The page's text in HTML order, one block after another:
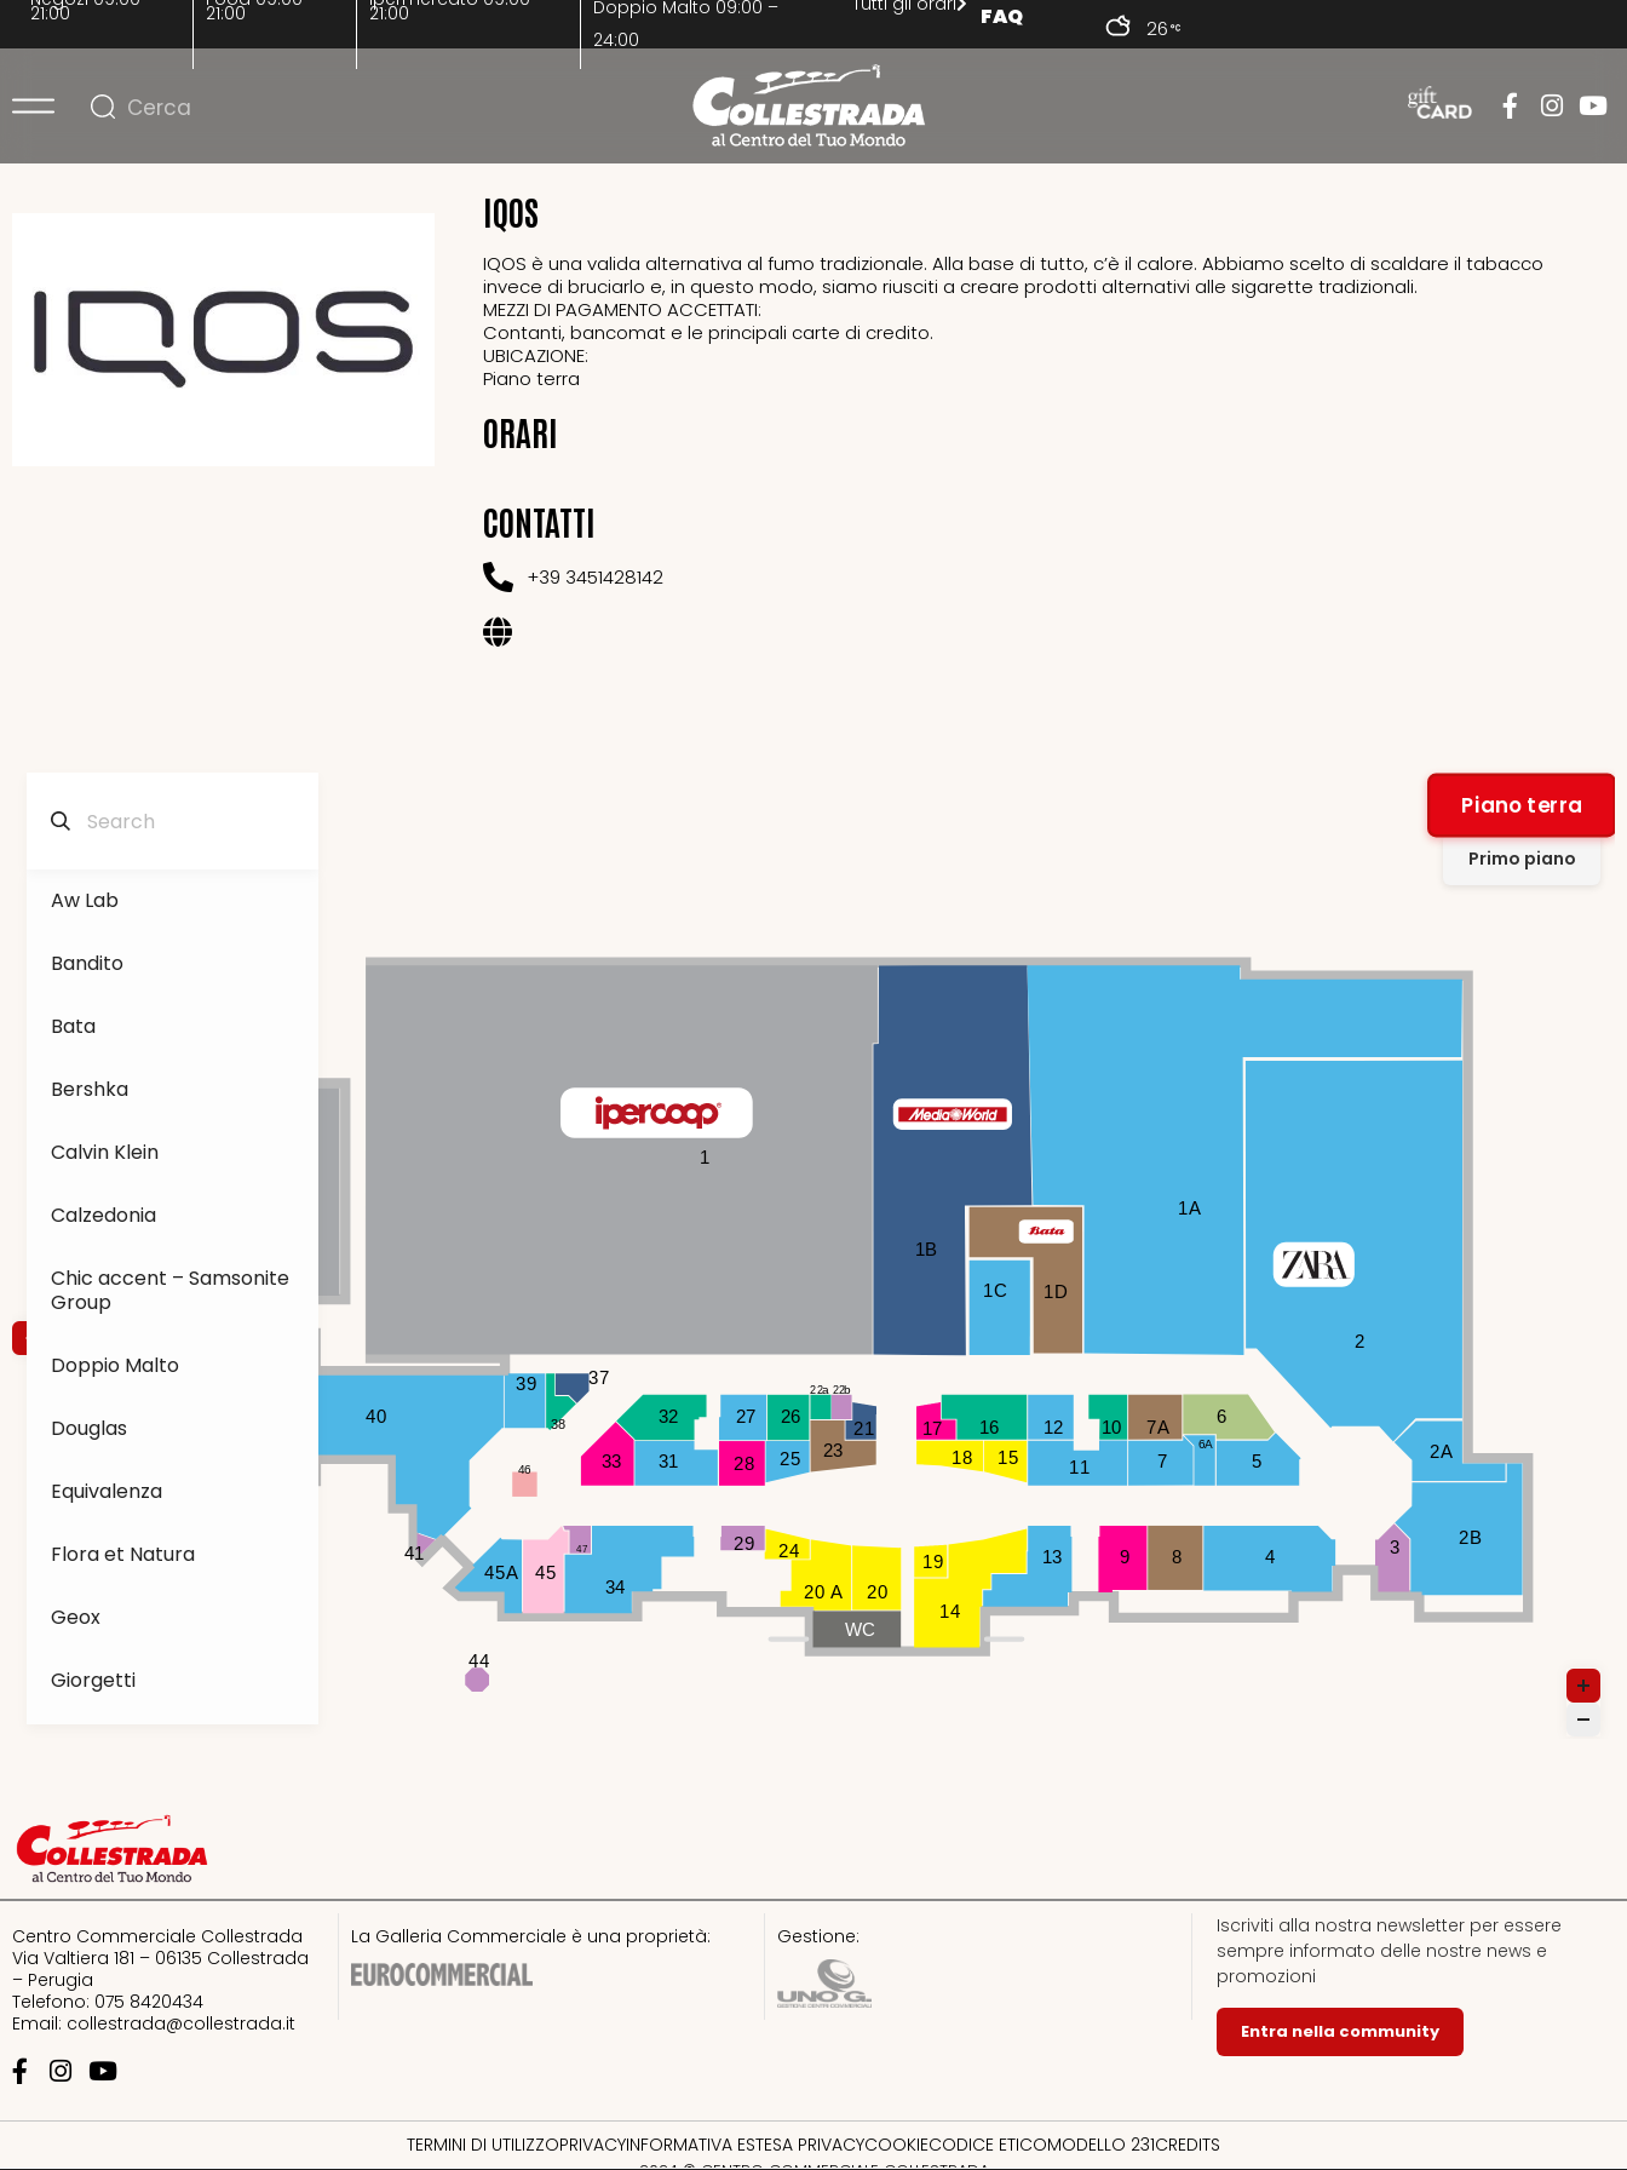
21:00 21:00 21:00
Doppio Malto 09:00 –
24:00
FAQ 26
IQOS
IQOS è una valida alternativa al fumo tradizionale. Alla base di tutto, c’è il calore. Abbiamo scelto di scaldare il tabacco
invece di bruciarlo e, in questo modo, siamo riusciti a creare prodotti alternativi alle sigarette tradizionali.
MEZZI DI PAGAMENTO ACCETTATI:
Contanti, bancomat e le principali carte di credito.
UBICAZIONE:
Piano terra
ORARI
CONTATTI
+39 3451428142
WC
47
46
1C
2A
2B
3
4
8
9
13
14
19
24
29
34
45
45A
44
41
39
38
37
33
32
31 28
27 26
25
22a 22b
23
21
17
18
16
15
12
11
10 7A
7
6
6A
5
20
20 A
1
1A
2
1B
40
1D
Piano terra
Primo piano
Aw Lab
Bandito
Bata
Bershka
Calvin Klein
Calzedonia
Chic accent – Samsonite
Group
Doppio Malto
Douglas
Equivalenza
Flora et Natura
Geox
Giorgetti
Guess
H&M
I love pokè
I Preziosi
Imperial
Centro Commerciale Collestrada
Via Valtiera 181 – 06135 Collestrada
– Perugia
Telefono: 075 8420434
Email: collestrada@collestrada.it
La Galleria Commerciale è una proprietà: Gestione:
Iscriviti alla nostra newsletter per essere
sempre informato delle nostre news e
promozioni
Entra nella community
TERMINI DI UTILIZZOPRIVACYINFORMATIVA ESTESA PRIVACYCOOKIECODICE ETICOMODELLO 231CREDITS